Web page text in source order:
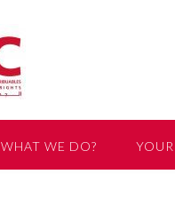
WHAT WE DO?